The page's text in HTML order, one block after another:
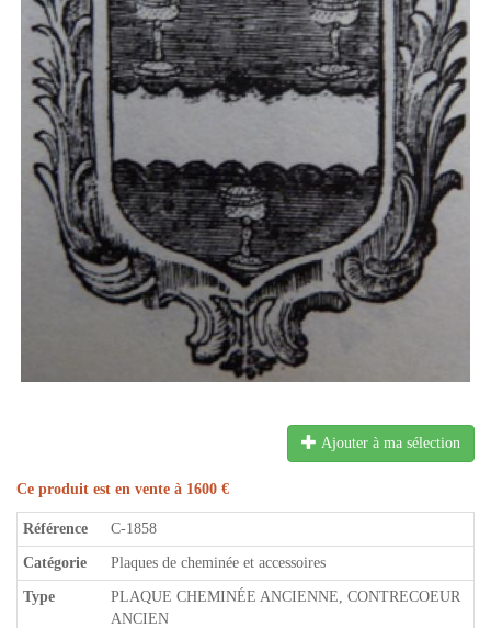
Ajouter à ma sélection
Ce produit est en vente à 1600 €
Référence C-1858
Catégorie Plaques de cheminée et accessoires
Type
PLAQUE CHEMINÉE ANCIENNE, CONTRECOEUR
ANCIEN